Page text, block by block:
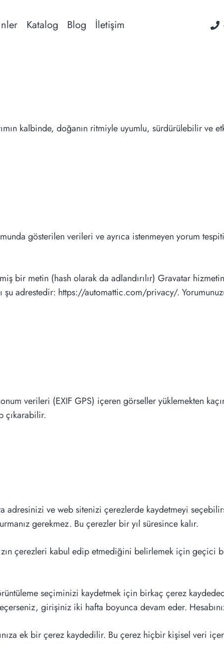
Katalog Blog İletişim
kalbinde, doğanın ritmiyle uyumlu, sürdürülebilir ve
gösterilen verileri ve ayrıca istenmeyen yorum
bir metin (hash olarak da adlandırılır) Gravatar
adrestedir: https://automattic.com/privacy/.
verileri (EXIF GPS) içeren görseller yüklemekten
çıkarabilir.
adresinizi ve web sitenizi çerezlerde kaydetmeyi
gerekmez. Bu çerezler bir yıl süresince kalır.
çerezleri kabul edip etmediğini belirlemek için
seçiminizi kaydetmek için birkaç çerez
girişiniz iki hafta boyunca devam eder.
ek bir çerez kaydedilir. Bu çerez hiçbir kişisel veri